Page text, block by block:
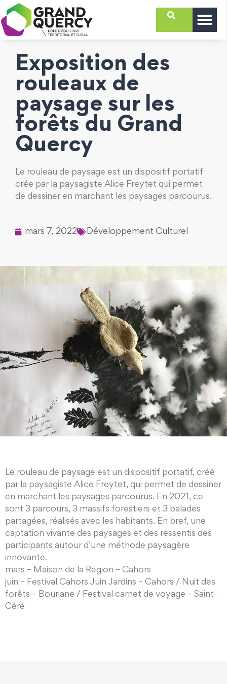
Exposition des
rouleaux de
paysage sur les
forêts du Grand
Quercy
Le rouleau de paysage est un dispositif portatif
crée par la paysagiste Alice Freytet qui permet
de dessiner en marchant les paysages parcourus.
mars 7, 2022 Développement Culturel
Le rouleau de paysage est un dispositif portatif, créé
par la paysagiste Alice Freytet, qui permet de dessiner
en marchant les paysages parcourus. En 2021, ce
sont 3 parcours, 3 massifs forestiers et 3 balades
partagées, réalisés avec les habitants. En bref, une
captation vivante des paysages et des ressentis des
participants autour d’une méthode paysagère
innovante.
mars – Maison de la Région – Cahors
juin – Festival Cahors Juin Jardins – Cahors / Nuit des
forêts – Bouriane / Festival carnet de voyage – Saint-
Céré